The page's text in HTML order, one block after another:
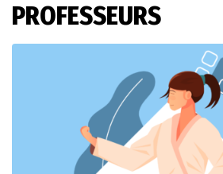
PROFESSEURS